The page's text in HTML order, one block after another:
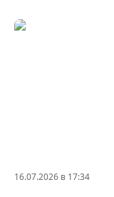
16.07.2026 в 17:34